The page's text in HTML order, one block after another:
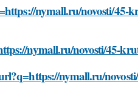
nymall.ru/novosti/
nymall.ru/novosti/45-
nymall.ru/